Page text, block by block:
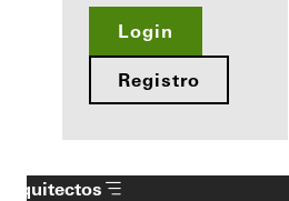
Login
Registro
Arquitectos